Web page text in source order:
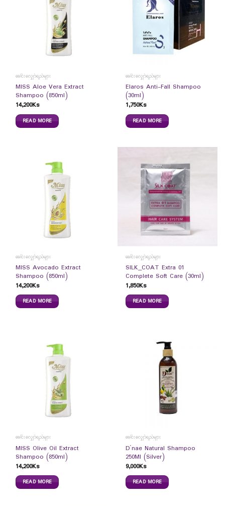
ခေါင်းလျှော်ရည်များ
MISS Aloe Vera Extract
Shampoo (850ml)
14,200Ks
READ MORE
ခေါင်းလျှော်ရည်များ
Elaros Anti-Fall Shampoo
(30ml)
1,750Ks
READ MORE
ခေါင်းလျှော်ရည်များ
MISS Avocado Extract
Shampoo (850ml)
14,200Ks
READ MORE
ခေါင်းလျှော်ရည်များ
SILK_COAT Extra 01
Complete Soft Care (30ml)
1,850Ks
READ MORE
ခေါင်းလျှော်ရည်များ
MISS Olive Oil Extract
Shampoo (850ml)
14,200Ks
READ MORE
ခေါင်းလျှော်ရည်များ
D`nae Natural Shampoo
250Ml (Silver)
9,000Ks
READ MORE